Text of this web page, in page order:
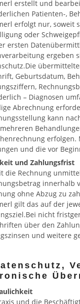
erstellt und
Patienten-,
erfolgt nur, soweit
oder
ersten
ergeben
Geburtsdatum,
– Diagnosen
Abrechnung
kann
und die vor
und Zahlungsfrist
die Rechnung
innerhalb
ohne Abzug zu
gilt das auf der
nicht
über den
und weitere
und die